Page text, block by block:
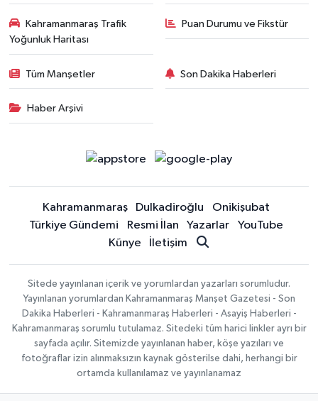
Kahramanmaraş Trafik
Yoğunluk Haritası
Puan Durumu ve Fikstür
Tüm Manşetler Son Dakika Haberleri
Haber Arşivi
Kahramanmaraş Dulkadiroğlu
Onikişubat
Türkiye Gündemi
Resmi İlan Yazarlar
YouTube
Künye
İletişim
Sitede yayınlanan içerik ve yorumlardan yazarları sorumludur.
Yayınlanan yorumlardan Kahramanmaraş Manşet Gazetesi - Son
Dakika Haberleri - Kahramanmaraş Haberleri - Asayiş Haberleri -
Kahramanmaraş sorumlu tutulamaz. Sitedeki tüm harici linkler ayrı bir
sayfada açılır. Sitemizde yayınlanan haber, köşe yazıları ve
fotoğraflar izin alınmaksızın kaynak gösterilse dahi, herhangi bir
ortamda kullanılamaz ve yayınlanamaz